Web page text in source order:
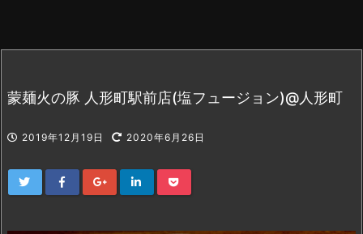
蒙麺火の豚 人形町駅前店(塩フュージョン)@人形町
2019年12月19日 2020年6月26日